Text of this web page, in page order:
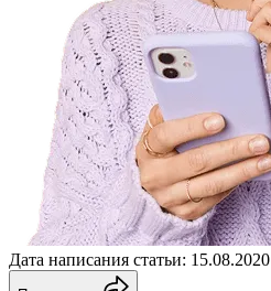
Дата написания статьи: 15.08.2020